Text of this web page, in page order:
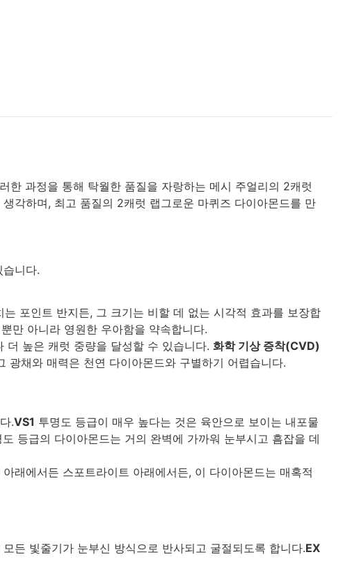
한 과정을 통해 탁월한 품질을 자랑하는 메시 주얼리의 2캐럿
각하며, 최고 품질의 2캐럿 랩그로운 마퀴즈 다이아몬드를 만
니다.
포인트 반지든, 그 크기는 비할 데 없는 시각적 효과를 보장합
만 아니라 영원한 우아함을 약속합니다.
더 높은 캐럿 중량을 달성할 수 있습니다. 화학 기상 증착(CVD)
채와 매력은 천연 다이아몬드와 구별하기 어렵습니다.
.VS1 투명도 등급이 매우 높다는 것은 육안으로 보이는 내포물
등급의 다이아몬드는 거의 완벽에 가까워 눈부시고 흠잡을 데
래에서든 스포트라이트 아래에서든, 이 다이아몬드는 매혹적
든 빛줄기가 눈부신 방식으로 반사되고 굴절되도록 합니다.EX